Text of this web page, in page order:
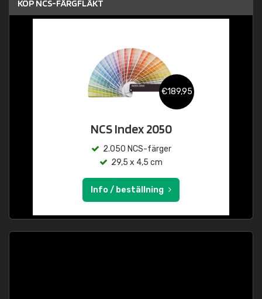
KÖP NCS-FÄRGFLÄKT
€189,95
NCS Index 2050
2.050 NCS-färger
29,5 x 4,5 cm
Info / beställning